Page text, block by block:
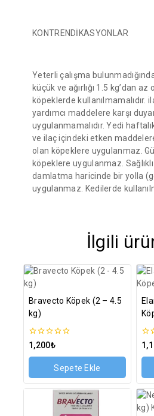
KONTRENDİKASYONLAR
Yeterli çalışma
küçük ve ağırlığı 1.5 kg’dan az
köpeklerde kullanılmamalıdır.
yardımcı maddelere karşı
uygulanmamalıdır. Yedi
ve ilaç içindeki etken maddelere
olan köpeklere uygulanmaz.
köpeklere uygulanmaz.
damlatma haricinde bir yolla
uygulanmaz. Kedilerde
İlgili
Bravecto Köpek (2 – 4.5
kg)
0
üzerinden
1,200₺
Sepete Ekle
0